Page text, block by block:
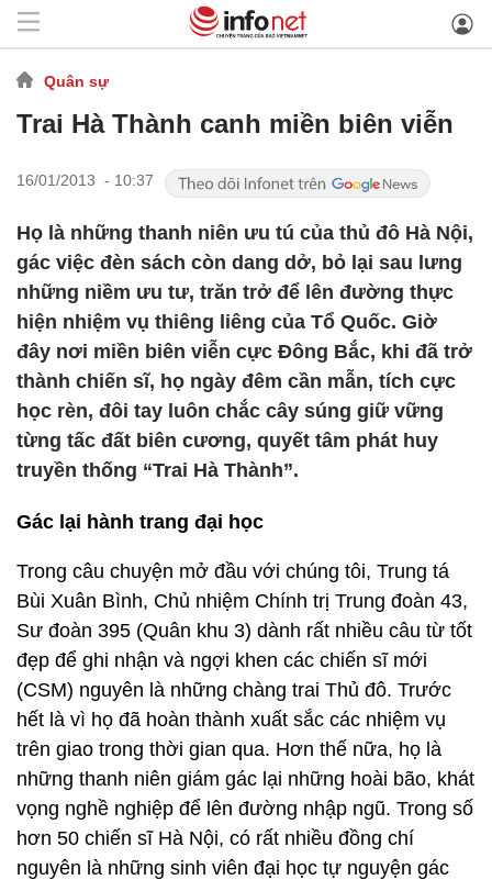
Quân sự
Trai Hà Thành canh miền biên viễn
16/01/2013 - 10:37
Họ là những thanh niên ưu tú của thủ đô Hà Nội,
gác việc đèn sách còn dang dở, bỏ lại sau lưng
những niềm ưu tư, trăn trở để lên đường thực
hiện nhiệm vụ thiêng liêng của Tổ Quốc. Giờ
đây nơi miền biên viễn cực Đông Bắc, khi đã trở
thành chiến sĩ, họ ngày đêm cần mẫn, tích cực
học rèn, đôi tay luôn chắc cây súng giữ vững
từng tấc đất biên cương, quyết tâm phát huy
truyền thống “Trai Hà Thành”.
Gác lại hành trang đại học
Trong câu chuyện mở đầu với chúng tôi, Trung tá
Bùi Xuân Bình, Chủ nhiệm Chính trị Trung đoàn 43,
Sư đoàn 395 (Quân khu 3) dành rất nhiều câu từ tốt
đẹp để ghi nhận và ngợi khen các chiến sĩ mới
(CSM) nguyên là những chàng trai Thủ đô. Trước
hết là vì họ đã hoàn thành xuất sắc các nhiệm vụ
trên giao trong thời gian qua. Hơn thế nữa, họ là
những thanh niên giám gác lại những hoài bão, khát
vọng nghề nghiệp để lên đường nhập ngũ. Trong số
hơn 50 chiến sĩ Hà Nội, có rất nhiều đồng chí
nguyên là những sinh viên đại học tự nguyện gác